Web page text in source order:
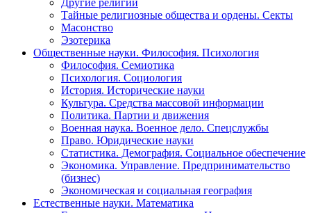
Тайные религиозные общества и ордены. Секты
Масонство
Эзотерика
Общественные науки. Философия. Психология
Философия. Семиотика
Психология. Социология
История. Исторические науки
Культура. Средства массовой информации
Политика. Партии и движения
Военная наука. Военное дело. Спецслужбы
Право. Юридические науки
Статистика. Демография. Социальное обеспечение
Экономика. Управление. Предпринимательство
(бизнес)
Экономическая и социальная география
Естественные науки. Математика